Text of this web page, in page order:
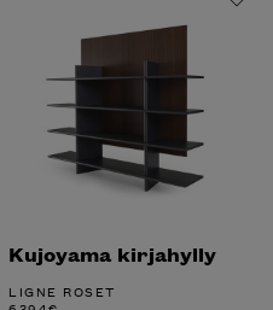
Kujoyama kirjahylly
LIGNE ROSET